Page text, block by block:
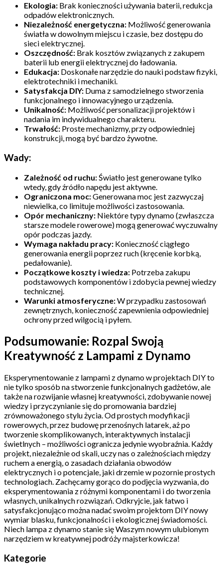
Ekologia: Brak konieczności używania baterii, redukcja
odpadów elektronicznych.
Niezależność energetyczna: Możliwość generowania
światła w dowolnym miejscu i czasie, bez dostępu do
sieci elektrycznej.
Oszczędność: Brak kosztów związanych z zakupem
baterii lub energii elektrycznej do ładowania.
Edukacja: Doskonałe narzędzie do nauki podstaw fizyki,
elektrotechniki i mechaniki.
Satysfakcja DIY: Duma z samodzielnego stworzenia
funkcjonalnego i innowacyjnego urządzenia.
Unikalność: Możliwość personalizacji projektów i
nadania im indywidualnego charakteru.
Trwałość: Proste mechanizmy, przy odpowiedniej
konstrukcji, mogą być bardzo żywotne.
Wady:
Zależność od ruchu: Światło jest generowane tylko
wtedy, gdy źródło napędu jest aktywne.
Ograniczona moc:Generowana moc jest zazwyczaj
niewielka, co limituje możliwości zastosowania.
Opór mechaniczny: Niektóre typy dynamo (zwłaszcza
starsze modele rowerowe) mogą generować wyczuwalny
opór podczas jazdy.
Wymaga nakładu pracy: Konieczność ciągłego
generowania energii poprzez ruch (kręcenie korbką,
pedałowanie).
Początkowe koszty i wiedza: Potrzeba zakupu
podstawowych komponentów i zdobycia pewnej wiedzy
technicznej.
Warunki atmosferyczne:W przypadku zastosowań
zewnętrznych, konieczność zapewnienia odpowiedniej
ochrony przed wilgocią i pyłem.
Podsumowanie: Rozpal Swoją
Kreatywność z Lampami z Dynamo
Eksperymentowanie z lampami z dynamo w projektach DIY to
nie tylko sposób na stworzenie funkcjonalnych gadżetów, ale
także na rozwijanie własnej kreatywności, zdobywanie nowej
wiedzy i przyczynianie się do promowania bardziej
zrównoważonego stylu życia. Od prostych modyfikacji
rowerowych, przez budowę przenośnych latarek, aż po
tworzenie skomplikowanych, interaktywnych instalacji
świetlnych – możliwości ogranicza jedynie wyobraźnia. Każdy
projekt, niezależnie od skali, uczy nas o zależnościach między
ruchem a energią, o zasadach działania obwodów
elektrycznych i o potencjale, jaki drzemie w pozornie prostych
technologiach. Zachęcamy gorąco do podjęcia wyzwania, do
eksperymentowania z różnymi komponentami i do tworzenia
własnych, unikalnych rozwiązań. Odkryjcie, jak łatwo i
satysfakcjonująco można nadać swoim projektom DIY nowy
wymiar blasku, funkcjonalności i ekologicznej świadomości.
Niech lampa z dynamo stanie się Waszym nowym ulubionym
narzędziem w kreatywnej podróży majsterkowicza!
Kategorie